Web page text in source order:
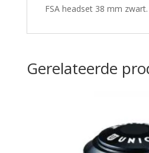
FSA headset 38 mm
Gerelateerde